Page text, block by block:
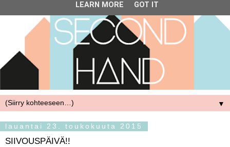
▼
lauantai 23. toukokuuta 2015
SIIVOUSPÄIVÄ!!
LEARN MORE GOT IT